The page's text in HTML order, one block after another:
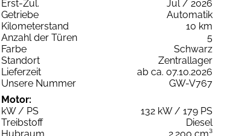
Erst-Zul.
Jul / 2026
Getriebe
Automatik
Kilometerstand
10 km
Anzahl der Türen
5
Farbe
Schwarz
Standort
Zentrallager
Lieferzeit
ab ca. 07.10.2026
Unsere Nummer
GW-V767
Motor:
kW / PS
132 kW / 179 PS
Treibstoff
Diesel
Hubraum
2.200 cm³